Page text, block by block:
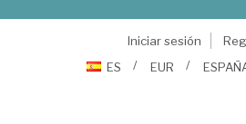
Iniciar sesión
ES
EUR